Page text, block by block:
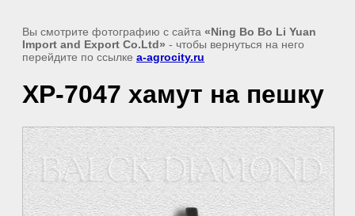
Вы смотрите фотографию с сайта «Ning Bo Bo Li Yuan
Import and Export Co.Ltd» - чтобы вернуться на него
перейдите по ссылке a-agrocity.ru
XP-7047 хамут на пешку